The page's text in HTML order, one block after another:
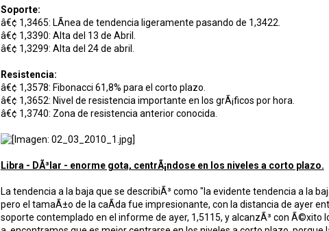
Soporte:
â€¢ 1,3465: LÃ­nea de tendencia ligeramente pasando de 1,3422.
â€¢ 1,3390: Alta del 13 de Abril.
â€¢ 1,3299: Alta del 24 de abril.
Resistencia:
â€¢ 1,3578: Fibonacci 61,8% para el corto plazo.
â€¢ 1,3652: Nivel de resistencia importante en los grÃ¡ficos por hora.
â€¢ 1,3740: Zona de resistencia anterior conocida.
Libra - DÃ³lar - enorme gota, centrÃ¡ndose en los niveles a corto plazo.
La tendencia a la baja que se describiÃ³ como "la evidente tendencia a la
pero el tamaÃ±o de la caÃ­da fue impresionante, con la distancia de ayer
soporte contemplado en el informe de ayer, 1,5115, y alcanzÃ³ con Ã©xito